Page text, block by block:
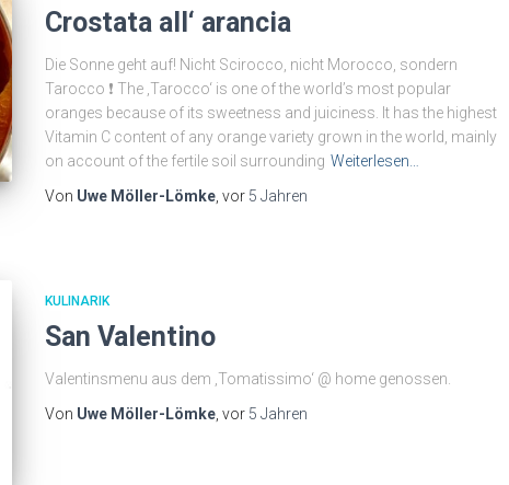
Crostata all‘ arancia
Die Sonne geht auf! Nicht Scirocco, nicht Morocco, sondern
Tarocco ❗️ The ‚Tarocco‘ is one of the world’s most popular
oranges because of its sweetness and juiciness. It has the highest
Vitamin C content of any orange variety grown in the world, mainly
on account of the fertile soil surrounding Weiterlesen…
Von Uwe Möller-Lömke , vor 5 Jahren
KULINARIK
San Valentino
Valentinsmenu aus dem ‚Tomatissimo‘ @ home genossen.
Von Uwe Möller-Lömke , vor 5 Jahren